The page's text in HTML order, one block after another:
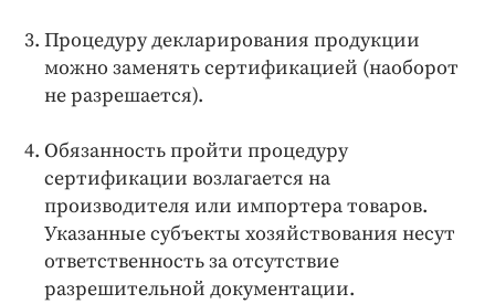
Процедуру декларирования продукции
можно заменять сертификацией (наоборот
не разрешается).
Обязанность пройти процедуру
сертификации возлагается на
производителя или импортера товаров.
Указанные субъекты хозяйствования несут
ответственность за отсутствие
разрешительной документации.